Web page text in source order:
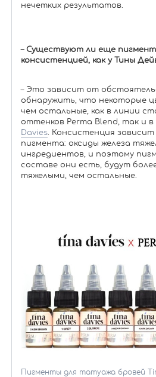
нечетких результатов.
– Существуют ли еще
консистенцией, как у Тины
– Это зависит от
обнаружить, что некоторые
чем остальные, как в линии
оттенков Perma Blend, так и
Davies. Консистенция зависит
пигмента: оксиды железа
ингредиентов, и поэтому
составе они есть, будут
тяжелыми, чем остальные.
Пигменты для татуажа бровей